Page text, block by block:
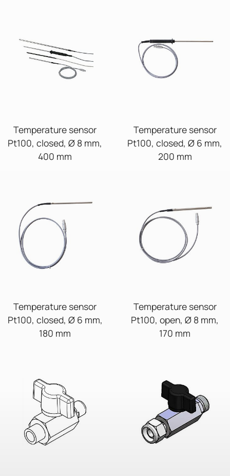
Temperature sensor
Pt100, closed, Ø 8 mm,
400 mm
Temperature sensor
Pt100, closed, Ø 6 mm,
200 mm
Temperature sensor
Pt100, closed, Ø 6 mm,
180 mm
Temperature sensor
Pt100, open, Ø 8 mm,
170 mm